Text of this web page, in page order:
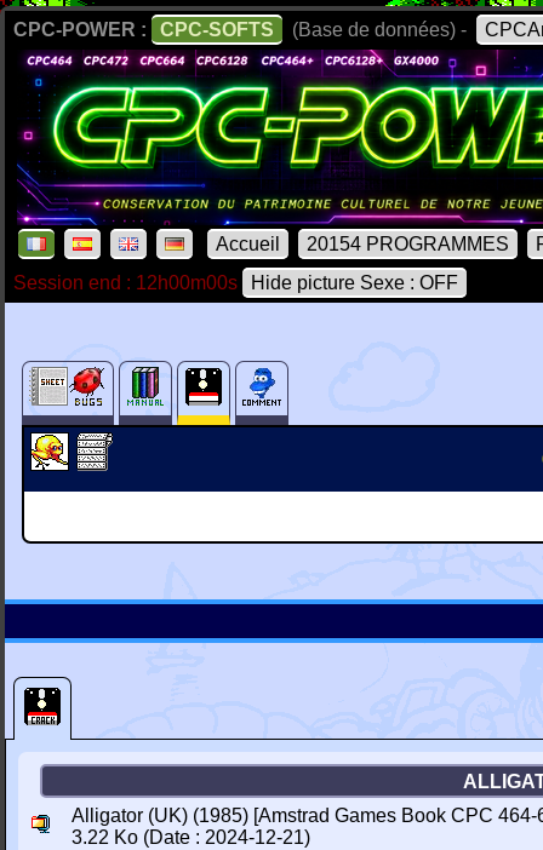
CPC-POWER : CPC-SOFTS (Base de données) -
Accueil 20154 PROGRAMMES
Session end : 12h00m00s
Hide picture Sexe : OFF
Alligator (UK) (1985) [Amstrad Games Book CPC 464-
3.22 Ko (Date : 2024-12-21)